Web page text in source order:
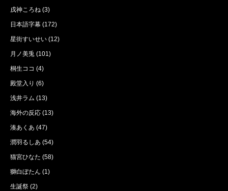
戌神ころね (3)
日本語字幕 (172)
星街すいせい (12)
月ノ美兎 (101)
桐生ココ (4)
殿堂入り (6)
浅井ラム (13)
海外の反応 (13)
湊あくあ (47)
潤羽るしあ (54)
猫宮ひなた (58)
獅白ぼたん (1)
生誕祭 (2)